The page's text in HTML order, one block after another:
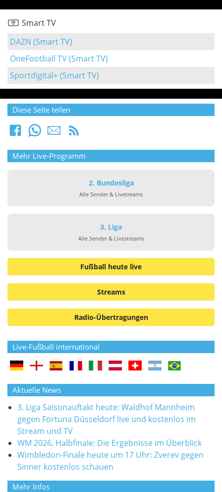
Smart TV
DAZN (Smart TV)
OneFootball TV (Smart TV)
Sportdigital+ (Smart TV)
Diese Seite teilen
Mehr Live-Programm
2. Bundesliga
Alle Sender & Livetreams
3. Liga
Alle Sender & Livestreams
Fußball heute live
Streams
Radio-Übertragungen
Live-Fußball international
Aktuelle News
3. Liga Saisonauftakt heute: Waldhof Mannheim
gegen Fortuna Düsseldorf live und kostenlos im
Stream und TV
WM 2026, Halbfinale: Die Ergebnisse im Überblick
Wimbledon-Finale heute um 17 Uhr: Zverev gegen
Sinner kostenlos schauen
Mehr Infos